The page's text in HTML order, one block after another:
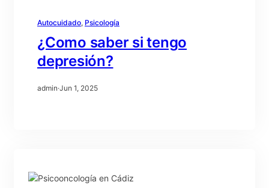
Autocuidado, Psicología
¿Como saber si tengo
depresión?
admin·Jun 1, 2025